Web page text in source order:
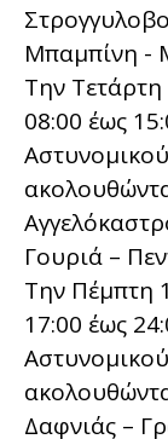
Μπαμπίνη -
Την Τετάρτη
08:00 έως
Γουριά –
Την Πέμπτη
17:00 έως
Δαφνιάς –